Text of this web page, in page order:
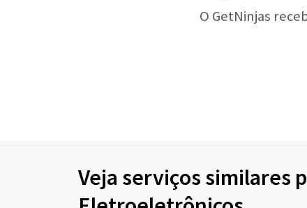
O GetNinjas
Veja serviços similares